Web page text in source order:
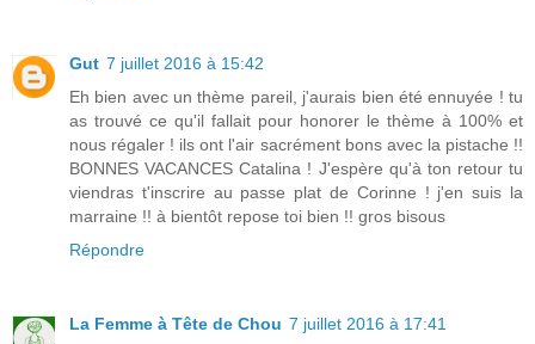
Gut 7 juillet 2016 à 15:42
Eh bien avec un thème pareil, j'aurais bien été ennuyée ! tu
as trouvé ce qu'il fallait pour honorer le thème à 100% et
nous régaler ! ils ont l'air sacrément bons avec la pistache !!
BONNES VACANCES Catalina ! J'espère qu'à ton retour tu
viendras t'inscrire au passe plat de Corinne ! j'en suis la
marraine !! à bientôt repose toi bien !! gros bisous
Répondre
La Femme à Tête de Chou 7 juillet 2016 à 17:41